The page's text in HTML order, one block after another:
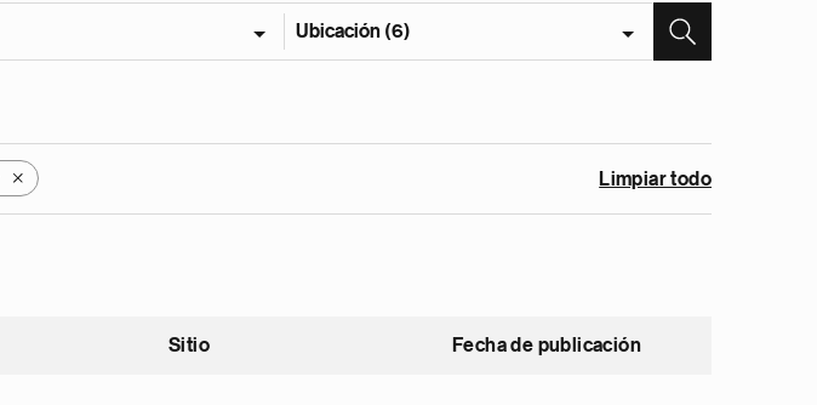
Ubicación (6)
X Limpiar todo
Sitio Fecha de publicación